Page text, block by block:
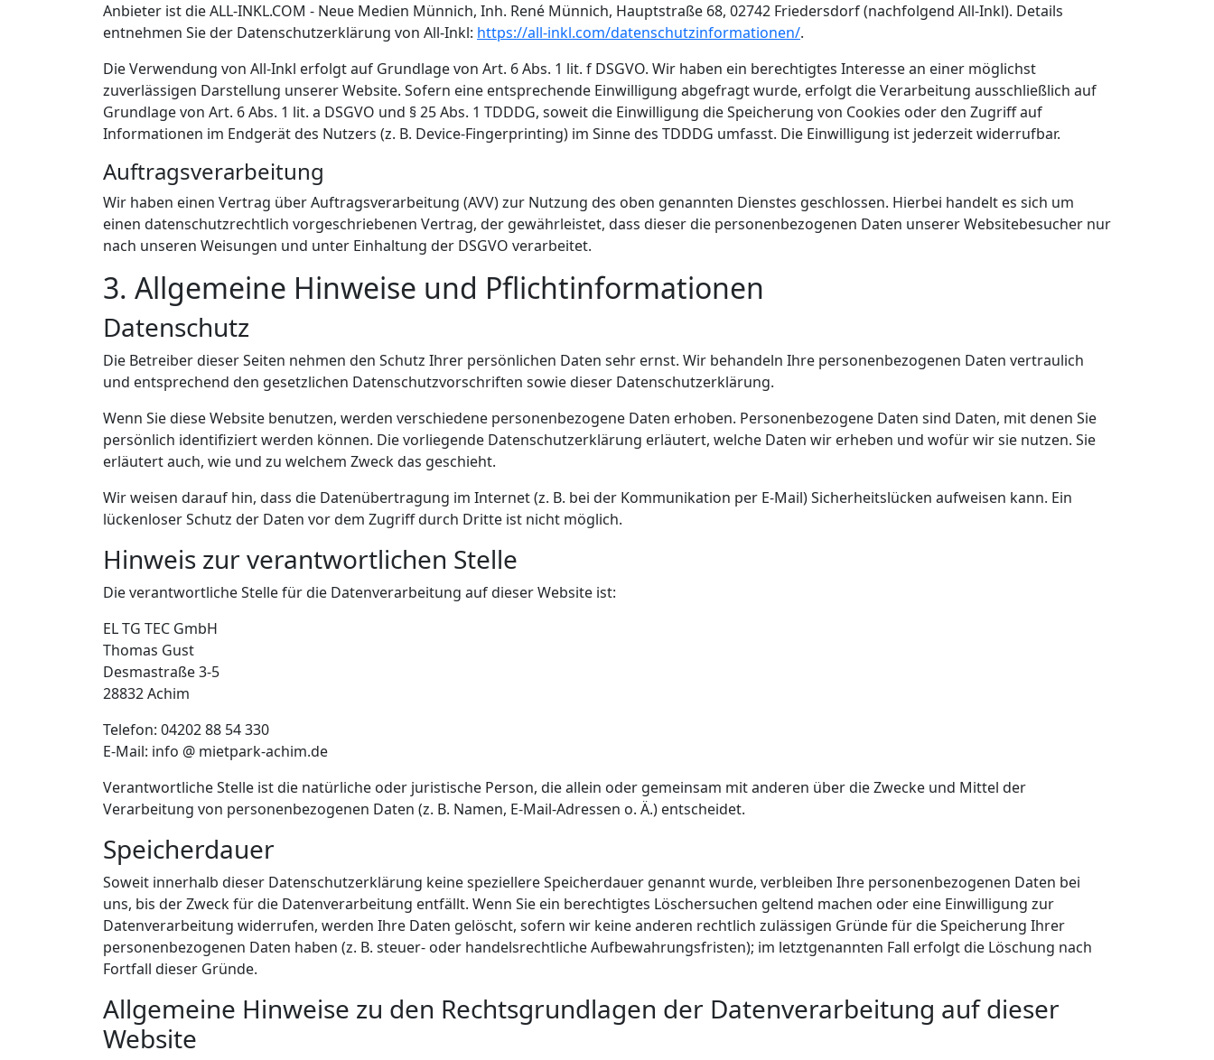
Anbieter ist die ALL-INKL.COM - Neue Medien Münnich, Inh. René Münnich, Hauptstraße 68, 02742 Friedersdorf (nachfolgend All-Inkl). Details
entnehmen Sie der Datenschutzerklärung von All-Inkl: https://all-inkl.com/datenschutzinformationen/.
Die Verwendung von All-Inkl erfolgt auf Grundlage von Art. 6 Abs. 1 lit. f DSGVO. Wir haben ein berechtigtes Interesse an einer möglichst
zuverlässigen Darstellung unserer Website. Sofern eine entsprechende Einwilligung abgefragt wurde, erfolgt die Verarbeitung ausschließlich auf
Grundlage von Art. 6 Abs. 1 lit. a DSGVO und § 25 Abs. 1 TDDDG, soweit die Einwilligung die Speicherung von Cookies oder den Zugriff auf
Informationen im Endgerät des Nutzers (z. B. Device-Fingerprinting) im Sinne des TDDDG umfasst. Die Einwilligung ist jederzeit widerrufbar.
Auftragsverarbeitung
Wir haben einen Vertrag über Auftragsverarbeitung (AVV) zur Nutzung des oben genannten Dienstes geschlossen. Hierbei handelt es sich um
einen datenschutzrechtlich vorgeschriebenen Vertrag, der gewährleistet, dass dieser die personenbezogenen Daten unserer Websitebesucher nur
nach unseren Weisungen und unter Einhaltung der DSGVO verarbeitet.
3. Allgemeine Hinweise und Pflicht­informationen
Datenschutz
Die Betreiber dieser Seiten nehmen den Schutz Ihrer persönlichen Daten sehr ernst. Wir behandeln Ihre personenbezogenen Daten vertraulich
und entsprechend den gesetzlichen Datenschutzvorschriften sowie dieser Datenschutzerklärung.
Wenn Sie diese Website benutzen, werden verschiedene personenbezogene Daten erhoben. Personenbezogene Daten sind Daten, mit denen Sie
persönlich identifiziert werden können. Die vorliegende Datenschutzerklärung erläutert, welche Daten wir erheben und wofür wir sie nutzen. Sie
erläutert auch, wie und zu welchem Zweck das geschieht.
Wir weisen darauf hin, dass die Datenübertragung im Internet (z. B. bei der Kommunikation per E-Mail) Sicherheitslücken aufweisen kann. Ein
lückenloser Schutz der Daten vor dem Zugriff durch Dritte ist nicht möglich.
Hinweis zur verantwortlichen Stelle
Die verantwortliche Stelle für die Datenverarbeitung auf dieser Website ist:
EL TG TEC GmbH
Thomas Gust
Desmastraße 3-5
28832 Achim
Telefon: 04202 88 54 330
E-Mail: info @ mietpark-achim.de
Verantwortliche Stelle ist die natürliche oder juristische Person, die allein oder gemeinsam mit anderen über die Zwecke und Mittel der
Verarbeitung von personenbezogenen Daten (z. B. Namen, E-Mail-Adressen o. Ä.) entscheidet.
Speicherdauer
Soweit innerhalb dieser Datenschutzerklärung keine speziellere Speicherdauer genannt wurde, verbleiben Ihre personenbezogenen Daten bei
uns, bis der Zweck für die Datenverarbeitung entfällt. Wenn Sie ein berechtigtes Löschersuchen geltend machen oder eine Einwilligung zur
Datenverarbeitung widerrufen, werden Ihre Daten gelöscht, sofern wir keine anderen rechtlich zulässigen Gründe für die Speicherung Ihrer
personenbezogenen Daten haben (z. B. steuer- oder handelsrechtliche Aufbewahrungsfristen); im letztgenannten Fall erfolgt die Löschung nach
Fortfall dieser Gründe.
Allgemeine Hinweise zu den Rechtsgrundlagen der Datenverarbeitung auf dieser
Website